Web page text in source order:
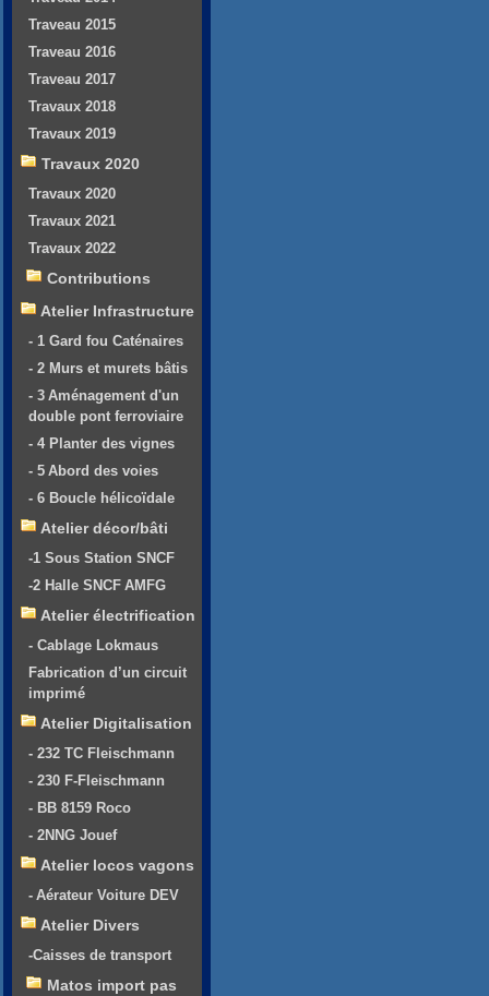
Traveau 2015
Traveau 2016
Traveau 2017
Travaux 2018
Travaux 2019
Travaux 2020
Travaux 2020
Travaux 2021
Travaux 2022
Contributions
Atelier Infrastructure
- 1 Gard fou Caténaires
- 2 Murs et murets bâtis
- 3 Aménagement d'un
double pont ferroviaire
- 4 Planter des vignes
- 5 Abord des voies
- 6 Boucle hélicoïdale
Atelier décor/bâti
-1 Sous Station SNCF
-2 Halle SNCF AMFG
Atelier électrification
- Cablage Lokmaus
Fabrication d’un circuit
imprimé
Atelier Digitalisation
- 232 TC Fleischmann
- 230 F-Fleischmann
- BB 8159 Roco
- 2NNG Jouef
Atelier locos vagons
- Aérateur Voiture DEV
Atelier Divers
-Caisses de transport
Matos import pas